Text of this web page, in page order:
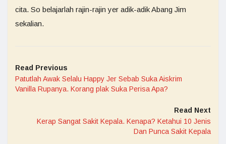
cita. So belajarlah rajin-rajin yer adik-adik Abang Jim
sekalian.
Read Previous
Patutlah Awak Selalu Happy Jer Sebab Suka Aiskrim
Vanilla Rupanya. Korang plak Suka Perisa Apa?
Read Next
Kerap Sangat Sakit Kepala. Kenapa? Ketahui 10 Jenis
Dan Punca Sakit Kepala